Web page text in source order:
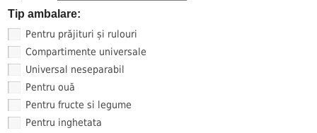
Tip ambalare:
Pentru prăjituri și rulouri
Compartimente universale
Universal neseparabil
Pentru ouă
Pentru fructe si legume
Pentru inghetata